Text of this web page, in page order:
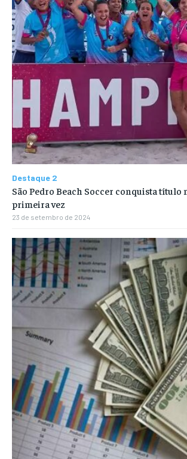
Destaque 2
São Pedro Beach Soccer conquista título
primeira vez
23 de setembro de 2024